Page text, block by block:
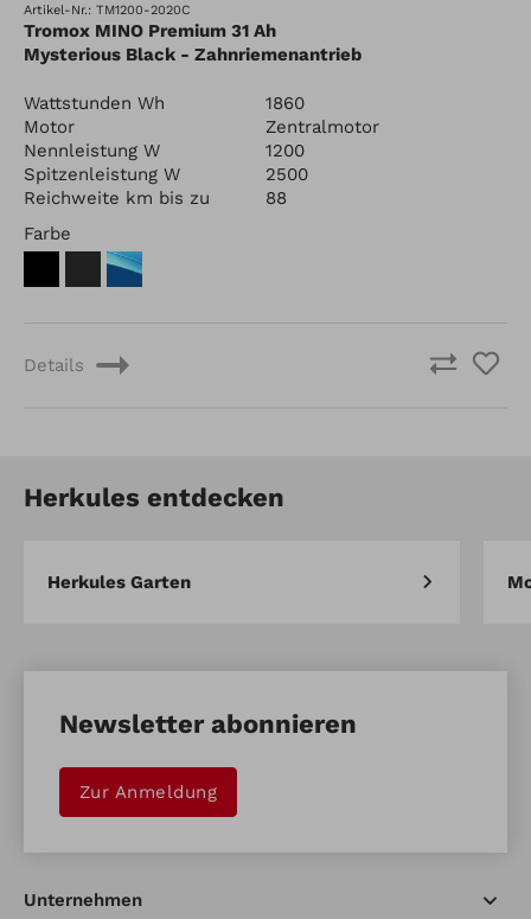
Artikel-Nr.: TM1200-2020C
Tromox MINO Premium 31 Ah
Mysterious Black - Zahnriemenantrieb
Wattstunden Wh
1860
Motor
Zentralmotor
Nennleistung W
1200
Spitzenleistung W
2500
Reichweite km bis zu
88
Farbe
Details
Herkules entdecken
Herkules Garten
Newsletter abonnieren
Zur Anmeldung
Unternehmen